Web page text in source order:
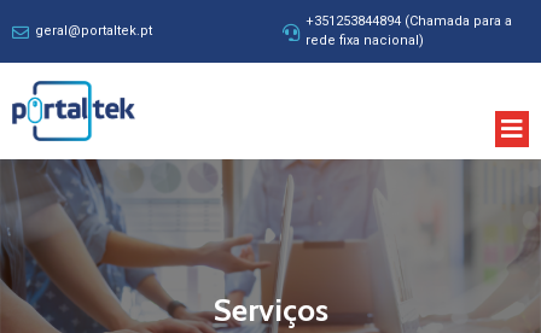
geral@portaltek.pt
+351253844894 (Chamada para a
rede fixa nacional)
Serviços